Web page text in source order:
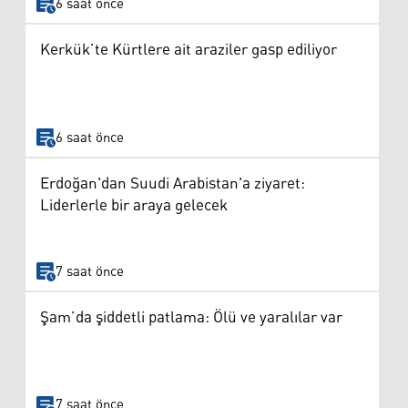
Kerkük’te Kürtlere ait araziler gasp ediliyor
6 saat önce
Erdoğan'dan Suudi Arabistan'a ziyaret:
Liderlerle bir araya gelecek
7 saat önce
Şam’da şiddetli patlama: Ölü ve yaralılar var